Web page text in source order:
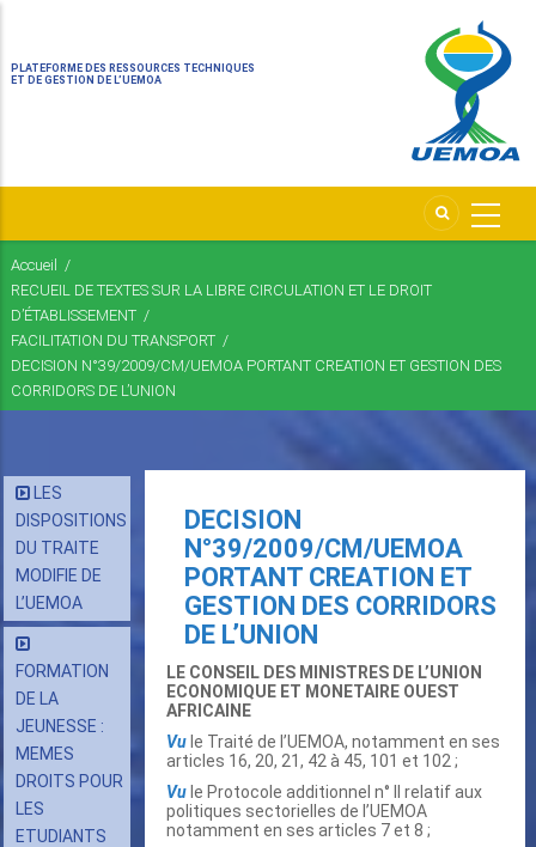
PLATEFORME DES RESSOURCES TECHNIQUES
ET DE GESTION DE L’UEMOA
Fil
d'Ariane
Accueil
/
RECUEIL DE TEXTES SUR LA LIBRE CIRCULATION ET LE DROIT
D’ÉTABLISSEMENT /
FACILITATION DU TRANSPORT /
DECISION N°39/2009/CM/UEMOA PORTANT CREATION ET GESTION DES
CORRIDORS DE L’UNION
LES
DISPOSITIONS
DU TRAITE
MODIFIE DE
L’UEMOA
FORMATION
DE LA
JEUNESSE :
MEMES
DROITS POUR
LES
ETUDIANTS
DECISION
N°39/2009/CM/UEMOA
PORTANT CREATION ET
GESTION DES CORRIDORS
DE L’UNION
LE CONSEIL DES MINISTRES DE L’UNION
ECONOMIQUE ET MONETAIRE OUEST
AFRICAINE
Vu le Traité de l’UEMOA, notamment en ses
articles 16, 20, 21, 42 à 45, 101 et 102 ;
Vu le Protocole additionnel n° II relatif aux
politiques sectorielles de l’UEMOA
notamment en ses articles 7 et 8 ;